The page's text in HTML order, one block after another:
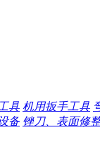
具 机用扳手工具
备 锉刀、表面修